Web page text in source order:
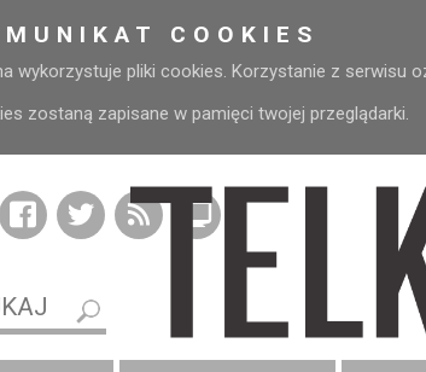
COOKIES
wykorzystuje pliki cookies. Korzystanie z serwisu
zostaną zapisane w pamięci twojej przeglądarki.